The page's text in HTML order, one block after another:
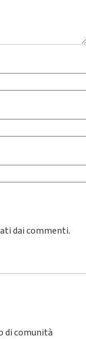
dai commenti.
di comunità